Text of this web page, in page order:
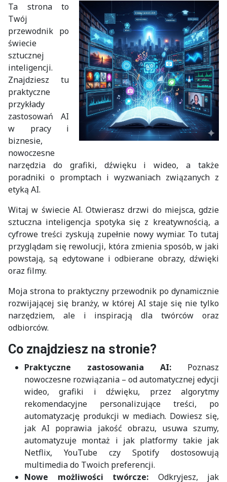
Ta strona to
Twój
przewodnik po
świecie
sztucznej
inteligencji.
Znajdziesz tu
praktyczne
przykłady
zastosowań AI
w pracy i
biznesie,
nowoczesne
narzędzia do grafiki, dźwięku i wideo, a także
poradniki o promptach i wyzwaniach związanych z
etyką AI.
Witaj w świecie AI. Otwierasz drzwi do miejsca, gdzie
sztuczna inteligencja spotyka się z kreatywnością, a
cyfrowe treści zyskują zupełnie nowy wymiar. To tutaj
przyglądam się rewolucji, która zmienia sposób, w jaki
powstają, są edytowane i odbierane obrazy, dźwięki
oraz filmy.
Moja strona to praktyczny przewodnik po dynamicznie
rozwijającej się branży, w której AI staje się nie tylko
narzędziem, ale i inspiracją dla twórców oraz
odbiorców.
Co znajdziesz na stronie?
Praktyczne zastosowania AI: Poznasz
nowoczesne rozwiązania – od automatycznej edycji
wideo, grafiki i dźwięku, przez algorytmy
rekomendacyjne personalizujące treści, po
automatyzację produkcji w mediach. Dowiesz się,
jak AI poprawia jakość obrazu, usuwa szumy,
automatyzuje montaż i jak platformy takie jak
Netflix, YouTube czy Spotify dostosowują
multimedia do Twoich preferencji.
Nowe możliwości twórcze: Odkryjesz, jak